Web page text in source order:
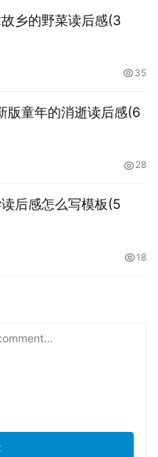
乡的野菜读后感(3
35
版童年的消逝读后感(6
28
后感怎么写模板(5
18